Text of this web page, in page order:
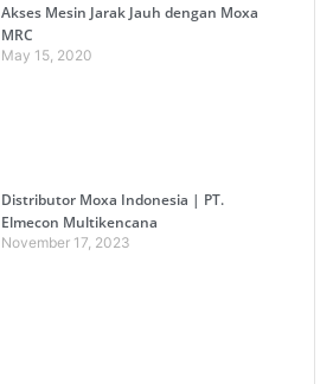
Akses Mesin Jarak Jauh dengan Moxa
MRC
May 15, 2020
Distributor Moxa Indonesia | PT.
Elmecon Multikencana
November 17, 2023